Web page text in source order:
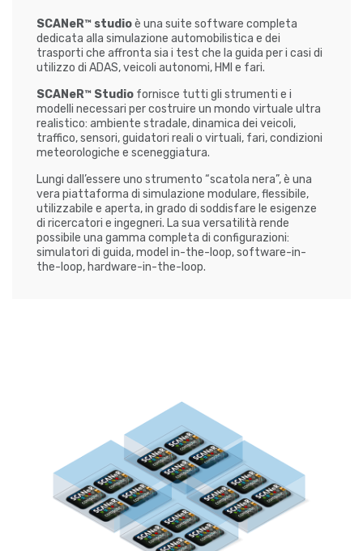
SCANeR™ studioè una suite software completa
dedicata alla simulazione automobilistica e dei
trasporti che affronta sia i test che la guida per i casi di
utilizzo di ADAS, veicoli autonomi, HMI e fari.
SCANeR™ Studio fornisce tutti gli strumenti e i
modelli necessari per costruire un mondo virtuale ultra
realistico: ambiente stradale, dinamica dei veicoli,
traffico, sensori, guidatori reali o virtuali, fari, condizioni
meteorologiche e sceneggiatura.
Lungi dall’essere uno strumento “scatola nera”, è una
vera piattaforma di simulazione modulare, flessibile,
utilizzabile e aperta, in grado di soddisfare le esigenze
di ricercatori e ingegneri. La sua versatilità rende
possibile una gamma completa di configurazioni:
simulatori di guida, model in-the-loop, software-in-
the-loop, hardware-in-the-loop.